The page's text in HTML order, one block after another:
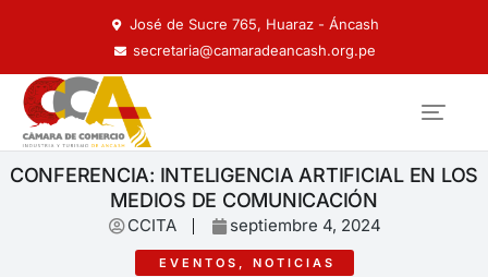
José de Sucre 765, Huaraz - Áncash
secretaria@camaradeancash.org.pe
CONFERENCIA: INTELIGENCIA ARTIFICIAL EN LOS
MEDIOS DE COMUNICACIÓN
CCITA septiembre 4, 2024
EVENTOS , NOTICIAS